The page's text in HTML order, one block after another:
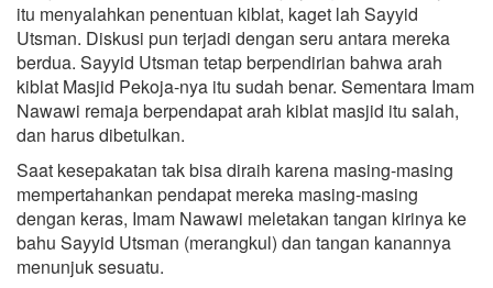
itu menyalahkan penentuan kiblat, kaget lah Sayyid
Utsman. Diskusi pun terjadi dengan seru antara mereka
berdua. Sayyid Utsman tetap berpendirian bahwa arah
kiblat Masjid Pekoja-nya itu sudah benar. Sementara Imam
Nawawi remaja berpendapat arah kiblat masjid itu salah,
dan harus dibetulkan.
Saat kesepakatan tak bisa diraih karena masing-masing
mempertahankan pendapat mereka masing-masing
dengan keras, Imam Nawawi meletakan tangan kirinya ke
bahu Sayyid Utsman (merangkul) dan tangan kanannya
menunjuk sesuatu.